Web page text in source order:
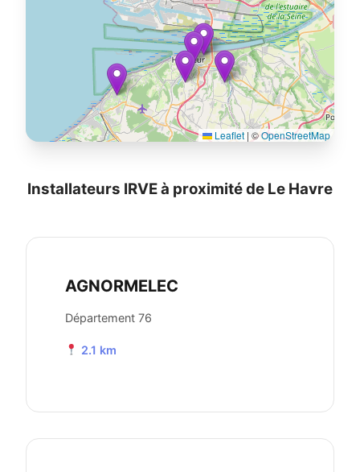
Leaflet | ©OpenStreetMap
Installateurs IRVE à proximité de Le Havre
AGNORMELEC
Département 76
2.1 km